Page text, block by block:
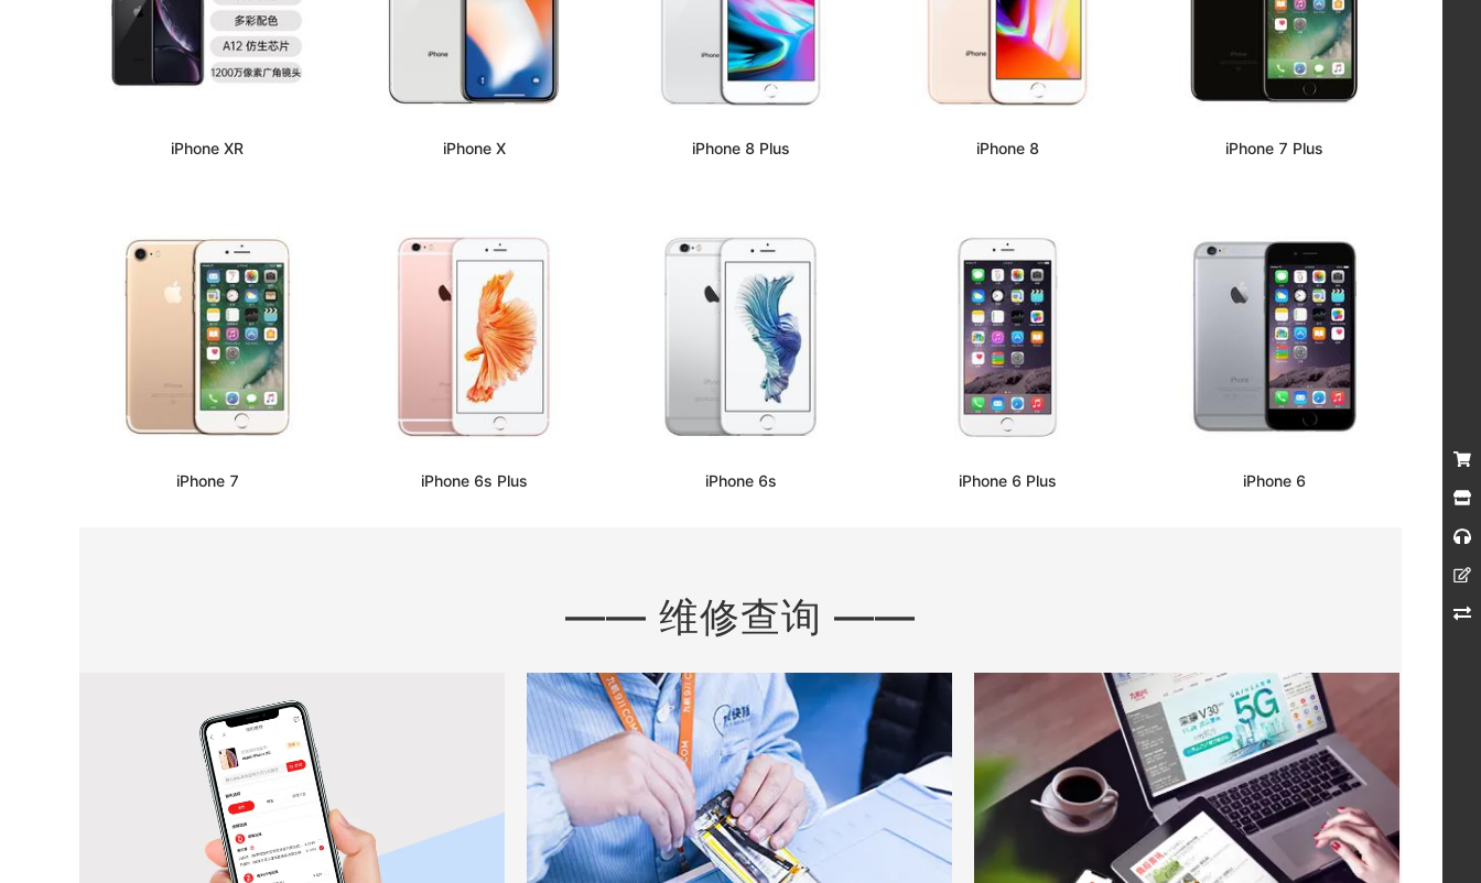
iPhone XR iPhone X iPhone 8 Plus iPhone 8 iPhone 7 Plus
iPhone 7 iPhone 6s Plus iPhone 6s iPhone 6 Plus iPhone 6
—— 维修查询 ——